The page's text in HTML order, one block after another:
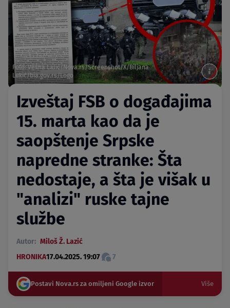
Foto: Vesna Lalić/Nova.rs/Screenshot/X/Biljana
Lukić/bia.gov.rs/Logo
Izveštaj FSB o događajima
15. marta kao da je
saopštenje Srpske
napredne stranke: Šta
nedostaje, a šta je višak u
"analizi" ruske tajne
službe
Autor: Miloš Ž. Lazić
HRONIKA17.04.2025. 19:07 7
Postavi Nova.rs za omiljeni Google izvor Više